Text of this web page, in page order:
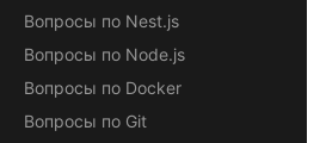
Вопросы по Nest.js
Вопросы по Node.js
Вопросы по Docker
Вопросы по Git